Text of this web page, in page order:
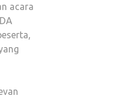
acara